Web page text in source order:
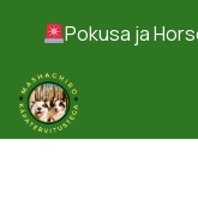
Pokusa ja